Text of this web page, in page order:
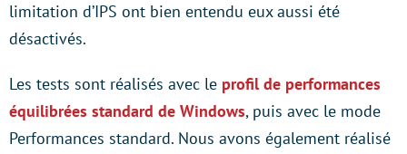
limitation d’IPS ont bien entendu eux aussi été
désactivés.
Les tests sont réalisés avec le profil de performances
équilibrées standard de Windows, puis avec le mode
Performances standard. Nous avons également réalisé